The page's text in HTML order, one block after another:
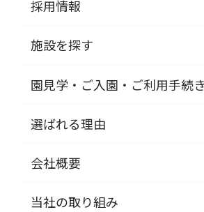
採用情報
施設を探す
園見学・ご入園・ご利用手続き
選ばれる理由
会社概要
当社の取り組み